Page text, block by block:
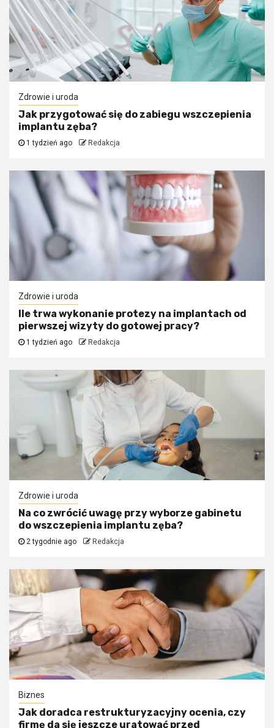
Zdrowie i uroda
Jak przygotować się do zabiegu wszczepienia
implantu zęba?
1 tydzień ago Redakcja
Zdrowie i uroda
Ile trwa wykonanie protezy na implantach od
pierwszej wizyty do gotowej pracy?
1 tydzień ago Redakcja
Zdrowie i uroda
Na co zwrócić uwagę przy wyborze gabinetu
do wszczepienia implantu zęba?
2 tygodnie ago Redakcja
Biznes
Jak doradca restrukturyzacyjny ocenia, czy
firmę da się jeszcze uratować przed